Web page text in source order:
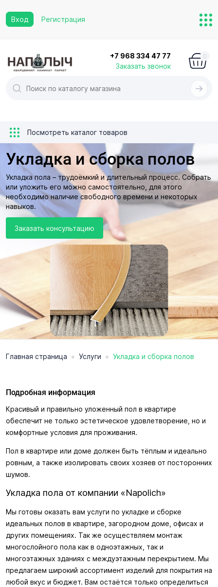
Вход Регистрация
+7 968 334 47 77
Заказать звонок
0
Посмотреть каталог товаров
Укладка и сборка полов
Укладка пола – трудоёмкий и длительный процесс. Собрать
или уложить его можно самостоятельно, для этого
необходимо наличие свободного времени и некоторых
навыков.
Заказать консультацию
Главная страница • Услуги • Укладка и сборка полов
Подробная информация
Красивый и правильно уложенный пол в квартире
обеспечит не только эстетическое удовлетворение, но и
комфортные условия для проживания.
Пол в квартире или доме должен быть тёплым и идеально
ровным, а также изолировать своих хозяев от посторонних
шумов.
Укладка пола от компании «Napolich»
Мы готовы оказать вам услуги по укладке и сборке
идеальных полов в квартире, загородном доме, офисах и
других помещениях. Так же осуществляем монтаж
многослойного пола как в одноэтажных, так и
многоэтажных зданиях с междуэтажным перекрытием. Мы
предлагаем широкий ассортимент изделий для покрытия на
любой вкус и бюджет. Вам остаётся только определиться